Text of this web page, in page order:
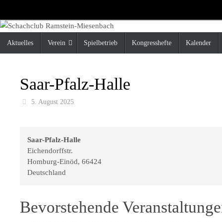
Inhalt
springen
Inhalt
Aktuelles Verein Spielbetrieb Kongresshefte Kalender
Saar-Pfalz-Halle
5. August 2025
Saar-Pfalz-Halle
Eichendorffstr.
Homburg-Einöd, 66424
Deutschland
Bevorstehende